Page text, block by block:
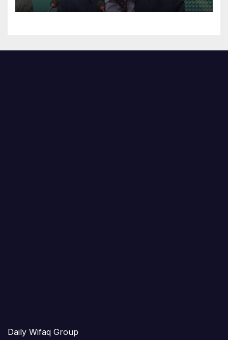
Daily Wifaq Group